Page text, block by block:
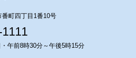
町四丁目1番10号
午前8時30分～午後5時15分